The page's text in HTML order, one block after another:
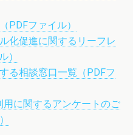
PDFファイル）
化促進に関するリーフレ
）
る相談窓口一覧（PDFフ
に関するアンケートのご